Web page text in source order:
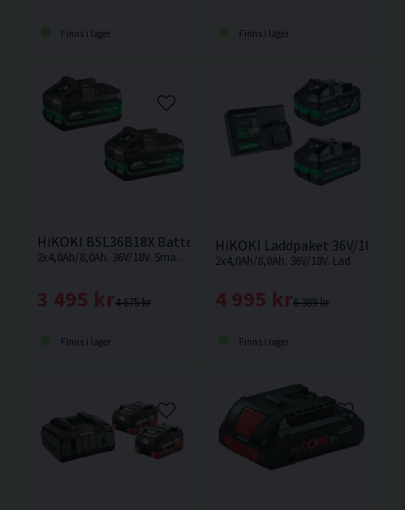
Finns i lager Finns i lager
HiKOKI BSL36B18X Batteripaket 36V/18 Multivolt
2x4,0Ah/8,0Ah. 36V/18V. Smart Multivolt-batteri som ändrar volt-nivå beroende på vilken maskin som används.
4 675 kr
3 495 kr
Finns i lager
HiKOKI Laddpaket 36V/18V
2x4,0Ah/8,0Ah. 36V/18V. Laddare och smarta Multivolt-batterier som ändrar volt-nivå beroende på vilken maskin som används.
6 389 kr
4 995 kr
Finns i lager